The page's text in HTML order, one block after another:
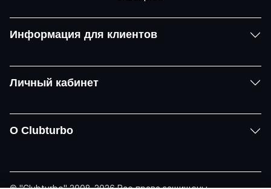
Информация для клиентов
Личный кабинет
О Clubturbo